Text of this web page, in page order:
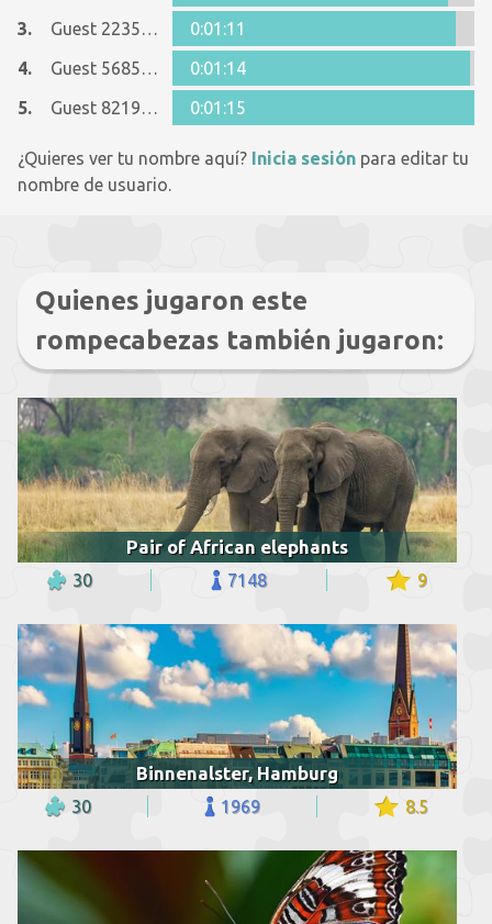
3.
Guest 22352040
0:01:11
4.
Guest 5685040
0:01:14
5.
Guest 8219234 0:01:15
¿Quieres ver tu nombre aquí? Inicia sesión para editar tu
nombre de usuario.
Quienes jugaron este
rompecabezas también jugaron:
Pair of African elephants
30 7148 9
Binnenalster, Hamburg
30 1969 8.5